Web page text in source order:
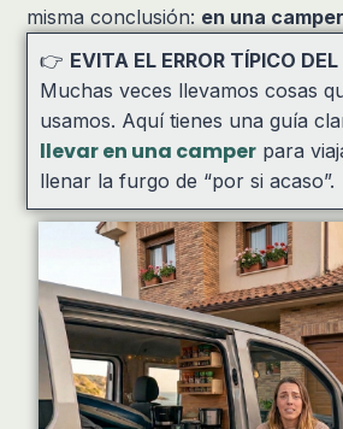
misma conclusión: en una
👉 EVITA EL ERROR TÍPICO
Muchas veces llevamos cosas
usamos. Aquí tienes una guía
llevar en una camper para
llenar la furgo de “por si acaso”.